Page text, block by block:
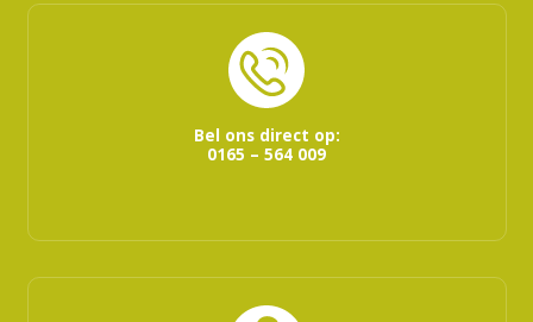
Bel ons direct op:
0165 – 564 009